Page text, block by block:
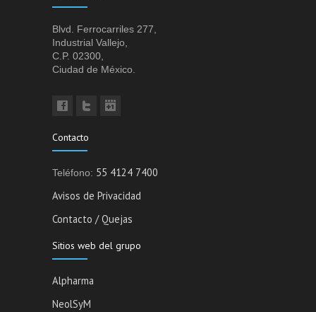
Blvd. Ferrocarriles 277,
Industrial Vallejo,
C.P. 02300,
Ciudad de México.
Contacto
Teléfono: 55 4124 7400
Avisos de Privacidad
Contacto / Quejas
Sitios web del grupo
Alpharma
NeolSyM